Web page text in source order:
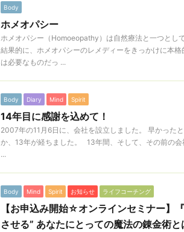
Body
ホメオパシー
ホメオパシー（Homoeopathy）は自然療法と一つとし
結果的に、ホメオパシーのレメディーをきっかけに本
は必要なものだっ ...
Body Diary Mind Spirit
14年目に感謝を込めて！
2007年の11月6日に、会社を設立しました。 早かった
か、13年が経ちました。 13年間、そして、その前の
...
Body Mind Spirit お知らせ ライフコーチング
【お申込み開始☆オンラインセミナー】
させる” あなたにとっての魔法の錬金術と